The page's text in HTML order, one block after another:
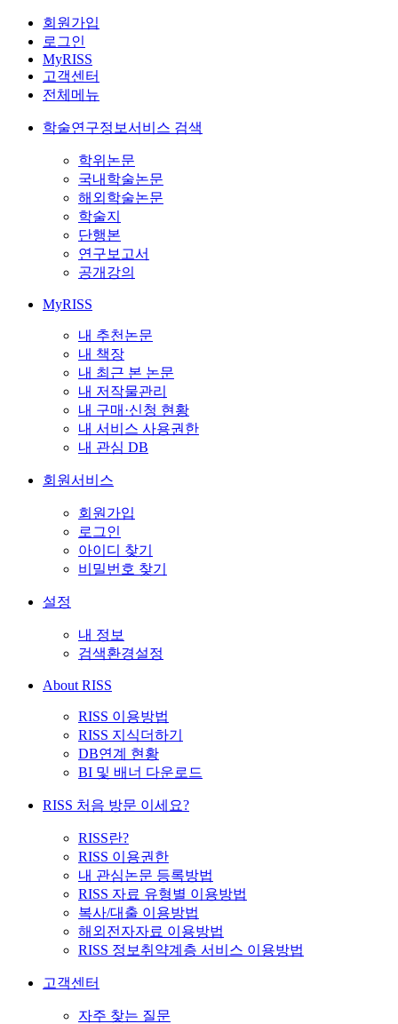
회원가입
로그인
MyRISS
고객센터
전체메뉴
학술연구정보서비스 검색
학위논문
국내학술논문
해외학술논문
학술지
단행본
연구보고서
공개강의
MyRISS
내 추천논문
내 책장
내 최근 본 논문
내 저작물관리
내 구매·신청 현황
내 서비스 사용권한
내 관심 DB
회원서비스
회원가입
로그인
아이디 찾기
비밀번호 찾기
설정
내 정보
검색환경설정
About RISS
RISS 이용방법
RISS 지식더하기
DB연계 현황
BI 및 배너 다운로드
RISS 처음 방문 이세요?
RISS란?
RISS 이용권한
내 관심논문 등록방법
RISS 자료 유형별 이용방법
복사/대출 이용방법
해외전자자료 이용방법
RISS 정보취약계층 서비스 이용방법
고객센터
자주 찾는 질문